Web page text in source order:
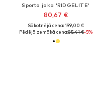
Sporta jaka 'RIDGELITE'
80,67 €
Sākotnējā cena: 199,00 €
Pēdējā zemākā cena:85,41 €-5%